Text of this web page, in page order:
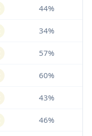
44%
34%
57%
60%
43%
46%